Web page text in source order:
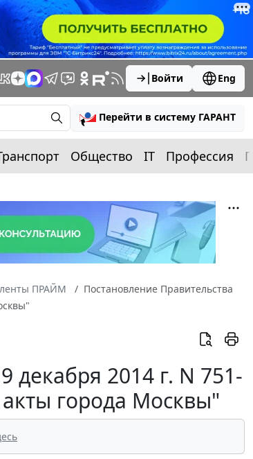
Войти Eng
Перейти в систему ГАРАНТ
Общество IT Профессия
ПРАЙМ
Постановление Правительства
декабря 2014 г. N 751-
города Москвы"